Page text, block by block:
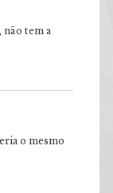
tem a
o mesmo